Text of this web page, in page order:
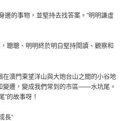
邊的事物，並堅持去找答案。”明明謙虛
聰聰、明明終於明白堅持閱讀、觀察和
澳門東望洋山與大炮台山之間的小谷地
變遷，變成我們常到的市區——水坑尾。
”的故事呀！
長”